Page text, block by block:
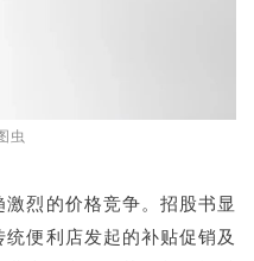
虫
烈的价格竞争。招股书显
便利店发起的补贴促销及